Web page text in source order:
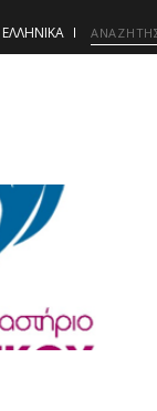
ΕΛΛΗΝΙΚΑ